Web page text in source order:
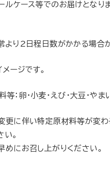
ケース等でのお届けとなり
り2日程日数がかかる場合が
ージです。
：卵・小麦・えび・大豆・やま
に伴い特定原材料等が変わ
。
にお召し上がりください。